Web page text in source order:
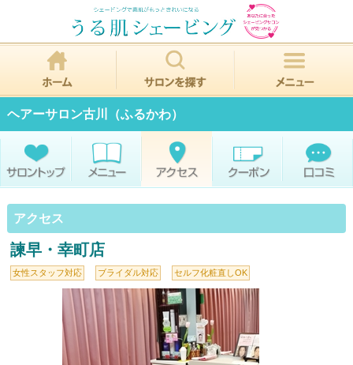
ヘアーサロン古川（ふるかわ）
アクセス
諫早・幸町店
女性スタッフ対応 ブライダル対応 セルフ化粧直しOK